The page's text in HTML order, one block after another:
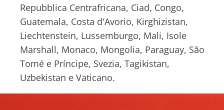
Repubblica Centrafricana, Ciad, Congo,
Guatemala, Costa d'Avorio, Kirghizistan,
Liechtenstein, Lussemburgo, Mali, Isole
Marshall, Monaco, Mongolia, Paraguay, São
Tomé e Príncipe, Svezia, Tagikistan,
Uzbekistan e Vaticano.